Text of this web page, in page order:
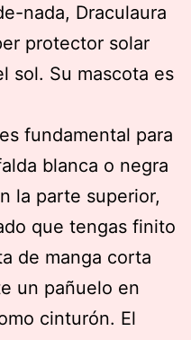
nada, Draculaura
protector solar
sol. Su mascota es
fundamental para
blanca o negra
la parte superior,
que tengas finito
de manga corta
un pañuelo en
cinturón. El